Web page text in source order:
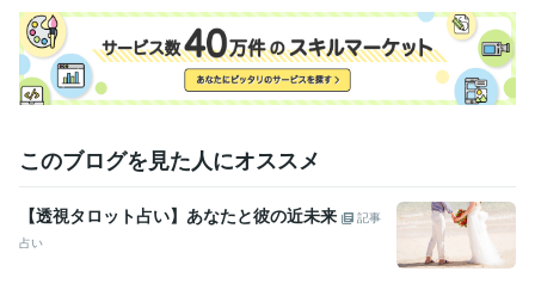
魔法のiランド【＃この瞬間は私だけのもの　日常部門】
得意分野
占い 質問①つ⭐タロット占い チャット鑑定30分
恋愛 相手の気持ち 片想い 両想い 不倫 タロット 仕事
転職
このブログを見た人にオススメ
【透視タロット占い】あなたと彼の近未来
記事
占い